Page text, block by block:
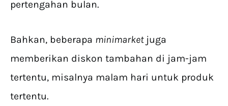
pertengahan bulan.
Bahkan, beberapa minimarket juga
memberikan diskon tambahan di jam-jam
tertentu, misalnya malam hari untuk produk
tertentu.